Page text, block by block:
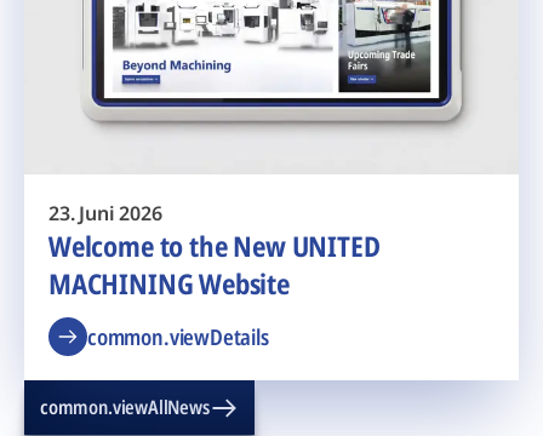
23. Juni 2026
Welcome to the New UNITED
MACHINING Website
common.viewDetails
common.viewAllNews